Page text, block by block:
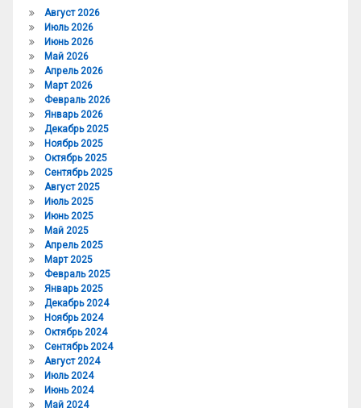
Август 2026
Июль 2026
Июнь 2026
Май 2026
Апрель 2026
Март 2026
Февраль 2026
Январь 2026
Декабрь 2025
Ноябрь 2025
Октябрь 2025
Сентябрь 2025
Август 2025
Июль 2025
Июнь 2025
Май 2025
Апрель 2025
Март 2025
Февраль 2025
Январь 2025
Декабрь 2024
Ноябрь 2024
Октябрь 2024
Сентябрь 2024
Август 2024
Июль 2024
Июнь 2024
Май 2024